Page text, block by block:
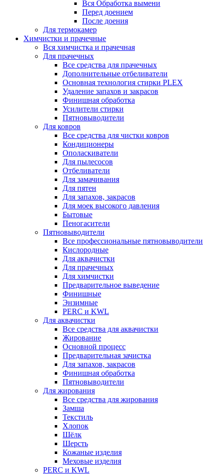
Вся Обработка вымени
Перед доением
После доения
Для термокамер
Химчистки и прачечные
Вся химчистка и прачечная
Для прачечных
Все средства для прачечных
Дополнительные отбеливатели
Основная технология стирки PLEX
Удаление запахов и закрасов
Финишная обработка
Усилители стирки
Пятновыводители
Для ковров
Все средства для чистки ковров
Кондиционеры
Ополаскиватели
Для пылесосов
Отбеливатели
Для замачивания
Для пятен
Для запахов, закрасов
Для моек высокого давления
Бытовые
Пеногасители
Пятновыводители
Все профессиональные пятновыводители
Кислородные
Для аквачистки
Для прачечных
Для химчистки
Предварительное выведение
Финишные
Энзимные
PERC и KWL
Для аквачистки
Все средства для аквачистки
Жирование
Основной процесс
Предварительная зачистка
Для запахов, закрасов
Финишная обработка
Пятновыводители
Для жирования
Все средства для жирования
Замша
Текстиль
Хлопок
Шёлк
Шерсть
Кожаные изделия
Меховые изделия
PERC и KWL